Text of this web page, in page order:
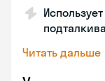
Читать дальше